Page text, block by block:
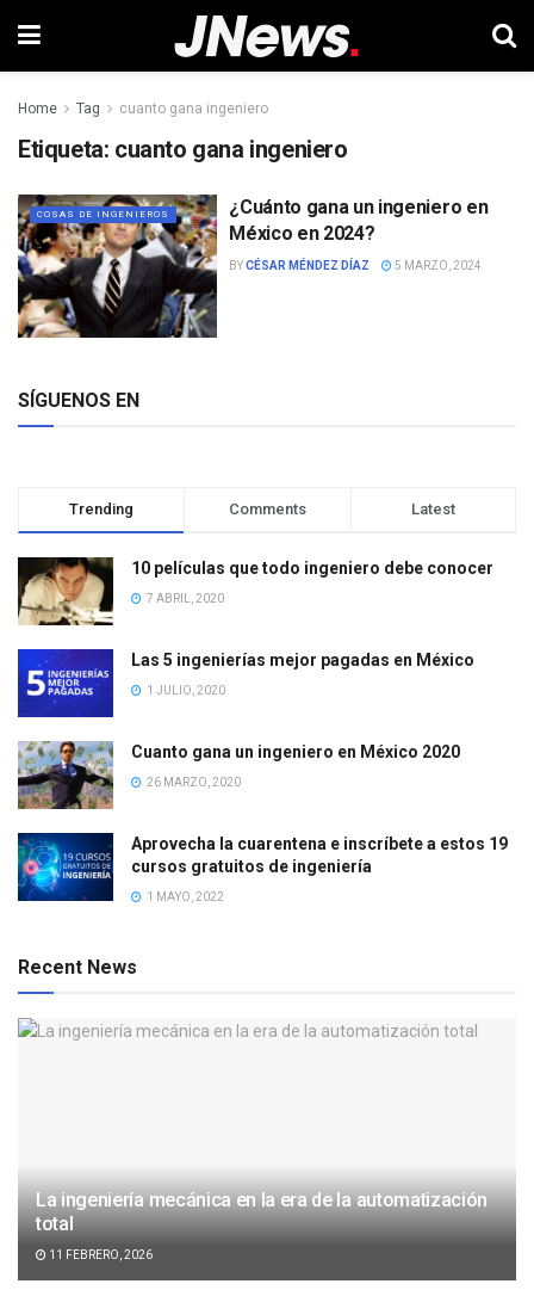
Home Tag cuanto gana ingeniero
Etiqueta: cuanto gana ingeniero
COSAS DE INGENIEROS
¿Cuánto gana un ingeniero en
México en 2024?
BYCÉSAR MÉNDEZ DÍAZ 5 MARZO, 2024
SÍGUENOS EN
Trending Comments Latest
10 películas que todo ingeniero debe conocer
7 ABRIL, 2020
Las 5 ingenierías mejor pagadas en México
1 JULIO, 2020
Cuanto gana un ingeniero en México 2020
26 MARZO, 2020
Aprovecha la cuarentena e inscríbete a estos 19
cursos gratuitos de ingeniería
1 MAYO, 2022
Recent News
La ingeniería mecánica en la era de la automatización
total
11 FEBRERO, 2026